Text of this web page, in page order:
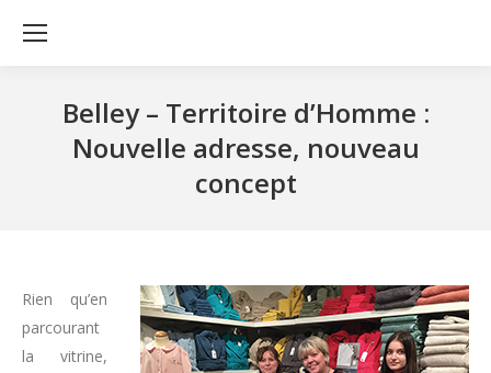
Belley – Territoire d’Homme :
Nouvelle adresse, nouveau
concept
Rien qu’en
parcourant
la vitrine,